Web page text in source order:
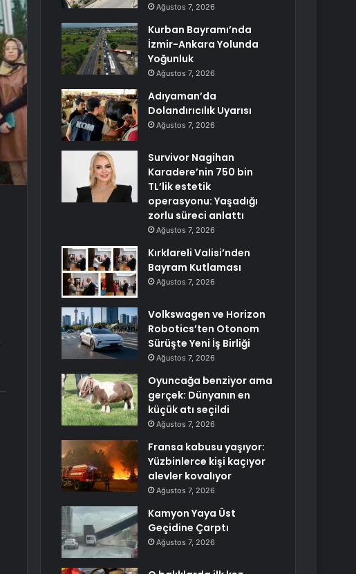
Ağustos 7, 2026
Kurban Bayramı’nda
İzmir-Ankara Yolunda
Yoğunluk
Ağustos 7, 2026
Adıyaman’da
Dolandırıcılık Uyarısı
Ağustos 7, 2026
Survivor Nagihan
Karadere’nin 750 bin
TL’lik estetik
operasyonu: Yaşadığı
zorlu süreci anlattı
Ağustos 7, 2026
Kırklareli Valisi’nden
Bayram Kutlaması
Ağustos 7, 2026
Volkswagen ve Horizon
Robotics’ten Otonom
Sürüşte Yeni İş Birliği
Ağustos 7, 2026
Oyuncağa benziyor ama
gerçek: Dünyanın en
küçük atı seçildi
Ağustos 7, 2026
Fransa kabusu yaşıyor:
Yüzbinlerce kişi kaçıyor
alevler kovalıyor
Ağustos 7, 2026
Kamyon Yaya Üst
Geçidine Çarptı
Ağustos 7, 2026